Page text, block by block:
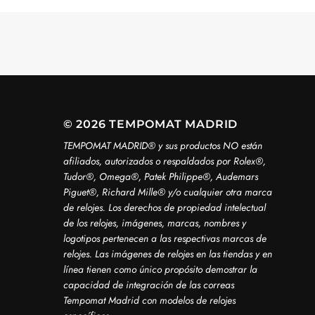
© 2026 TEMPOMAT MADRID
TEMPOMAT MADRID®️ y sus productos NO están
afiliados, autorizados o respaldados por Rolex®️,
Tudor®️, Omega®️, Patek Philippe®️, Audemars
Piguet®️, Richard Mille®️ y/o cualquier otra marca
de relojes. Los derechos de propiedad intelectual
de los relojes, imágenes, marcas, nombres y
logotipos pertenecen a las respectivas marcas de
relojes. Las imágenes de relojes en las tiendas y en
línea tienen como único propósito demostrar la
capacidad de integración de las correas
Tempomat Madrid con modelos de relojes